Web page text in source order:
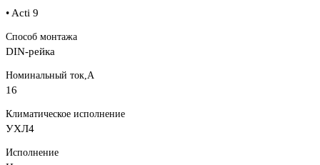
• Acti 9
Способ монтажа
DIN-рейка
Номинальный ток,А
16
Климатическое исполнение
УХЛ4
Исполнение